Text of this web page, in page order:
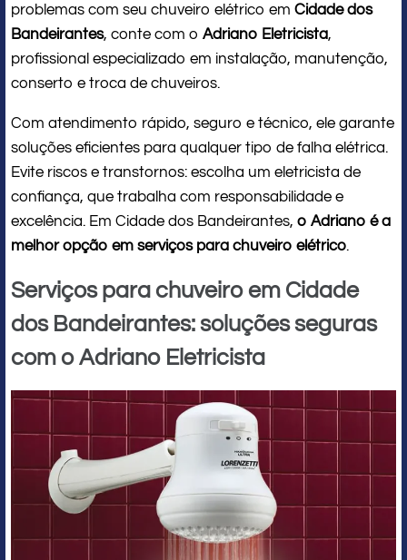
problemas com seu chuveiro elétrico em Cidade dos
Bandeirantes, conte com o Adriano Eletricista,
profissional especializado em instalação, manutenção,
conserto e troca de chuveiros.
Com atendimento rápido, seguro e técnico, ele garante
soluções eficientes para qualquer tipo de falha elétrica.
Evite riscos e transtornos: escolha um eletricista de
confiança, que trabalha com responsabilidade e
excelência. Em Cidade dos Bandeirantes, o Adriano é a
melhor opção em serviços para chuveiro elétrico.
Serviços para chuveiro em Cidade
dos Bandeirantes: soluções seguras
com o Adriano Eletricista